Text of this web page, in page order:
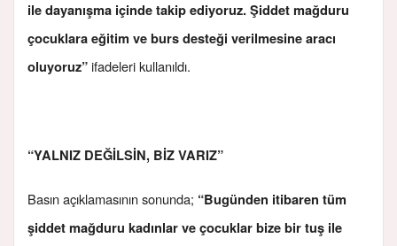
ile dayanışma içinde takip ediyoruz. Şiddet mağduru
çocuklara eğitim ve burs desteği verilmesine aracı
oluyoruz”ifadeleri kullanıldı.
“YALNIZ DEĞİLSİN, BİZ VARIZ”
Basın açıklamasının sonunda; “Bugünden itibaren tüm
şiddet mağduru kadınlar ve çocuklar bize bir tuş ile